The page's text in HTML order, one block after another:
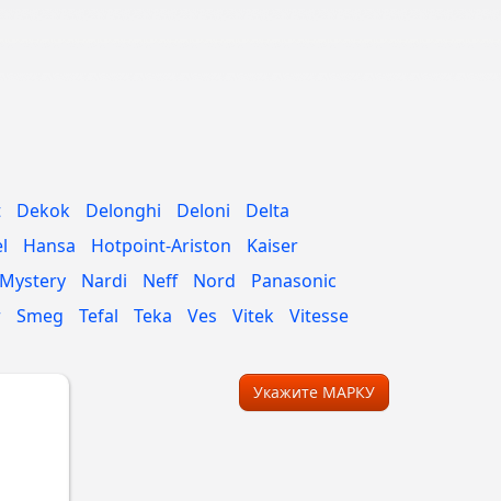
Dekok Delonghi Deloni
Delta
Hansa Hotpoint-Ariston
Kaiser
Mystery Nardi Neff Nord
Panasonic
Smeg Tefal Teka Ves Vitek
Vitesse
Укажите МАРКУ